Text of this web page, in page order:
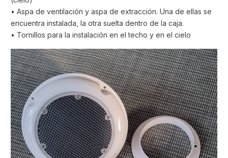
• Aspa de ventilación y aspa de extracción. Una de ellas se
encuentra instalada, la otra suelta dentro de la caja.
• Tornillos para la instalación en el techo y en el cielo